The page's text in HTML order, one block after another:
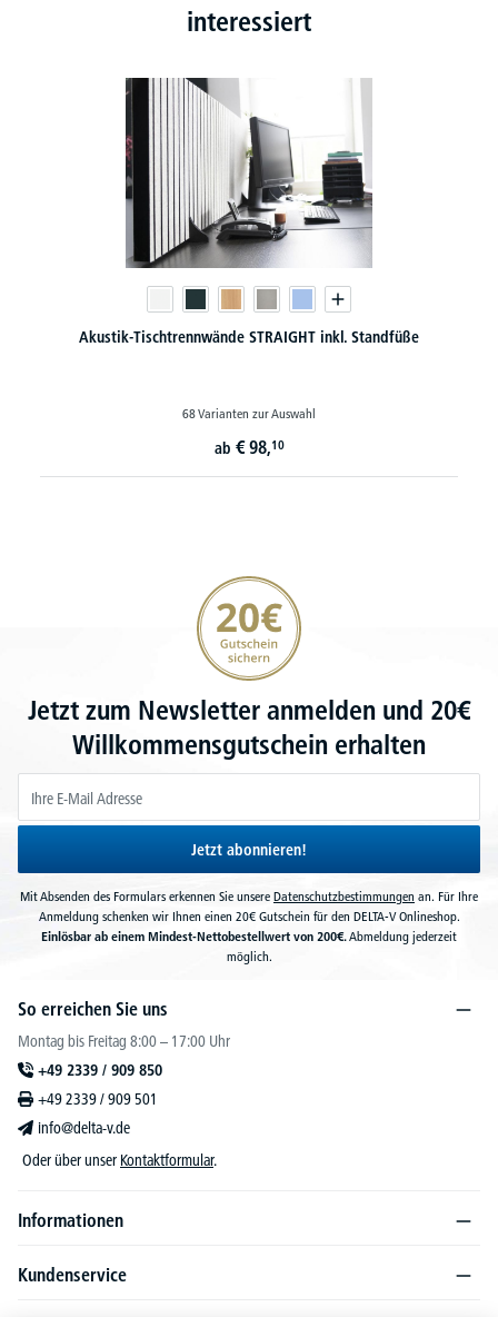
interessiert
Akustik-Tischtrennwände STRAIGHT inkl. Standfüße
68 Varianten zur Auswahl
ab € 98,10
20€ Gutschein sichern
Jetzt zum Newsletter anmelden und 20€
Willkommensgutschein erhalten
Jetzt abonnieren!
Mit Absenden des Formulars erkennen Sie unsere Datenschutzbestimmungen an. Für Ihre
Anmeldung schenken wir Ihnen einen 20€ Gutschein für den DELTA-V Onlineshop.
Einlösbar ab einem Mindest-Nettobestellwert von 200€.Abmeldung jederzeit
möglich.
So erreichen Sie uns
Montag bis Freitag 8:00 – 17:00 Uhr
+49 2339 / 909 850
+49 2339 / 909 501
info@delta-v.de
Oder über unser Kontaktformular.
Informationen
Kundenservice